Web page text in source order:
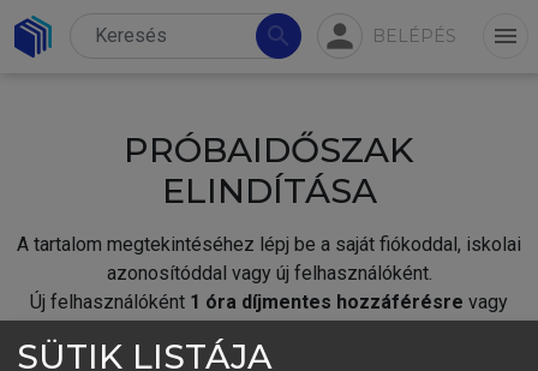
search person BELÉPÉS menu
PRÓBAIDŐSZAK
ELINDÍTÁSA
A tartalom megtekintéséhez lépj be a saját fiókoddal, iskolai
azonosítóddal vagy új felhasználóként.
Új felhasználóként 1 óra díjmentes hozzáférésre vagy
SÜTIK LISTÁJA